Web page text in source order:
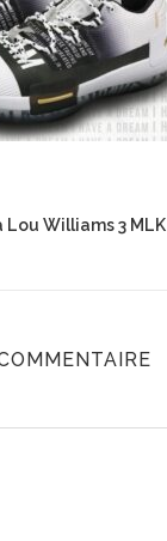
Lou Williams 3 MLK